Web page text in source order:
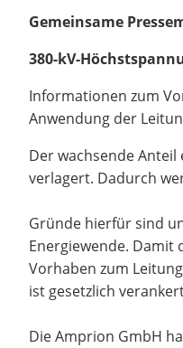
Gemeinsame
380-kV-
Informationen zum
Anwendung der
Der wachsende
verlagert. Dadurch
Gründe hierfür sind
Energiewende.
Vorhaben zum
ist gesetzlich
Die Amprion GmbH